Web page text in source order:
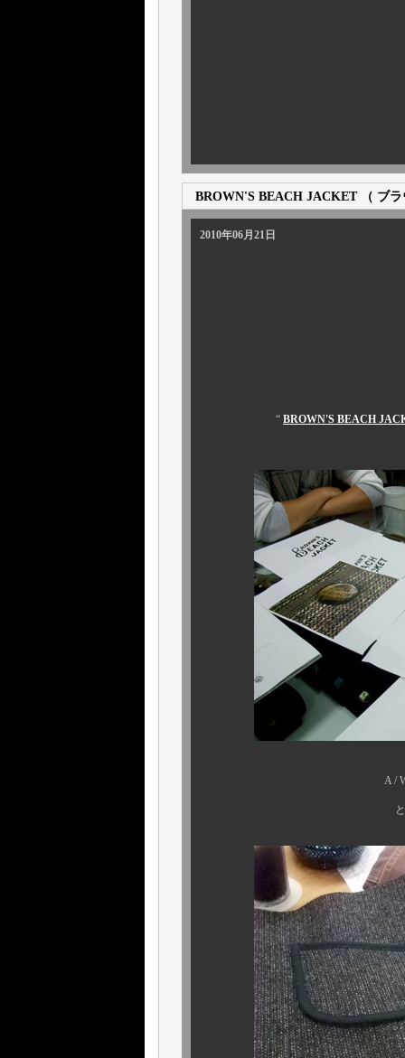
BROWN'S BEACH JACKET （ ブ
2010年06月21日
“ BROWN'S BEACH
A / W シーズンから
とても多くの ご反